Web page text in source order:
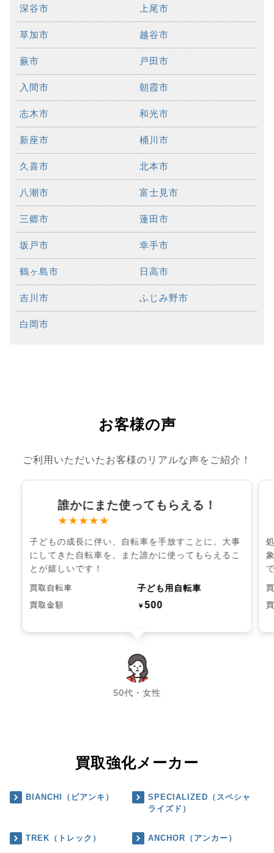
深谷市 上尾市
草加市 越谷市
蕨市 戸田市
入間市 朝霞市
志木市 和光市
新座市 桶川市
久喜市 北本市
八潮市 富士見市
三郷市 蓮田市
坂戸市 幸手市
鶴ヶ島市 日高市
吉川市 ふじみ野市
白岡市
お客様の声
ご利用いただいたお客様のリアルな声をご紹介！
誰かにまた使ってもらえる！
★★★★★
子どもの成長に伴い、自転車を手放すことに。大事
にしてきた自転車を、また誰かに使ってもらえるこ
とが嬉しいです！
買取自転車 子ども用自転車
買取金額 ￥500
50代・女性
chevron_left chevron_right
買取強化メーカー
BIANCHI（ビアンキ）
SPECIALIZED（スペシャ
ライズド）
TREK（トレック） ANCHOR（アンカー）